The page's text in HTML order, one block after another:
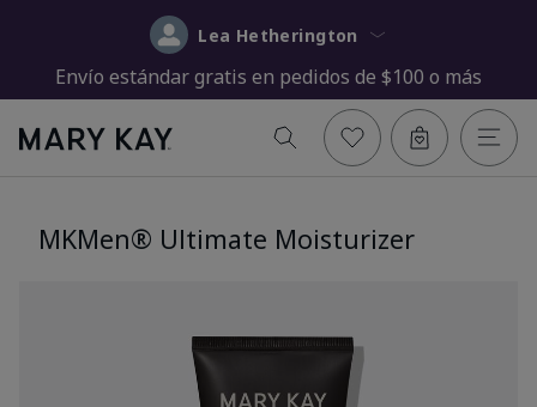
Lea Hetherington
Envío estándar gratis en pedidos de $100 o más
MKMen® Ultimate Moisturizer